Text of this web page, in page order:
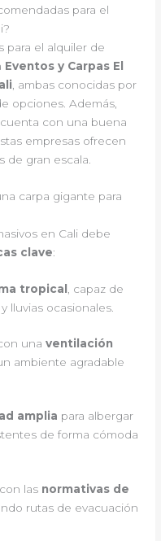
para el
para el alquiler de
Eventos y Carpas El
, ambas conocidas por
opciones. Además,
con una buena
empresas ofrecen
de gran escala.
carpa gigante para
en Cali debe
clave:
tropical
, capaz de
lluvias ocasionales.
unaventilación
ambiente agradable
amplia para albergar
de forma cómoda
las normativas de
rutas de evacuación